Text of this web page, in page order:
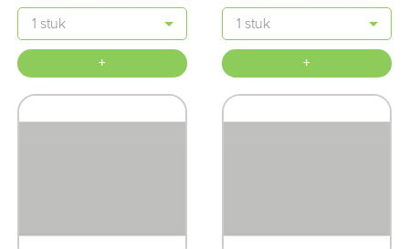
Aantal
+
Aantal
+